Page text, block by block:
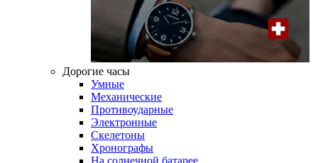
Дорогие часы
Умные
Механические
Противоударные
Электронные
Скелетоны
Хронографы
На солнечной батарее